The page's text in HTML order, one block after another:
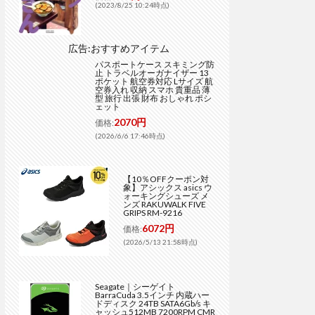
(2023/8/25 10:24時点)
広告:おすすめアイテム
パスポートケース スキミング防
止 トラベルオーガナイザー 13
ポケット 航空券対応 Lサイズ 航
空券入れ 収納 スマホ 貴重品 薄
型 旅行 出張 財布 おしゃれ ポシ
ェット
価格:2070円
(2026/6/6 17:46時点)
【10％OFFクーポン対
象】アシックス asics ウ
ォーキングシューズ メ
ンズ RAKUWALK FIVE
GRIPS RM-9216
価格:6072円
(2026/5/13 21:58時点)
Seagate｜シーゲイト
BarraCuda 3.5インチ 内蔵ハー
ドディスク 24TB SATA6Gb/s キ
ャッシュ512MB 7200RPM CMR